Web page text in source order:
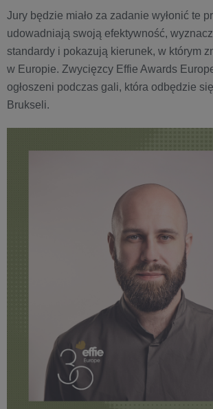
Jury będzie miało za zadanie wyłonić te
udowadniają swoją efektywność,
standardy i pokazują kierunek, w którym
w Europie. Zwycięzcy Effie Awards
ogłoszeni podczas gali, która odbędzie
Brukseli.